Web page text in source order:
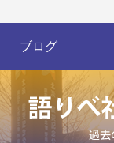
ブログ